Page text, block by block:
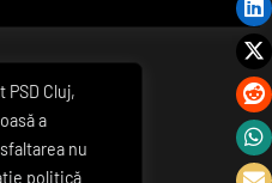
Cluj,
a
nu
politică